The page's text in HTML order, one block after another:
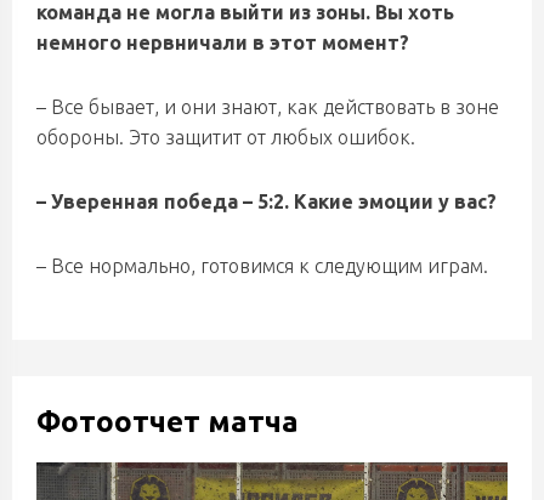
команда не могла выйти из зоны. Вы хоть
немного нервничали в этот момент?
– Все бывает, и они знают, как действовать в зоне
обороны. Это защитит от любых ошибок.
– Уверенная победа – 5:2. Какие эмоции у вас?
– Все нормально, готовимся к следующим играм.
Фотоотчет матча